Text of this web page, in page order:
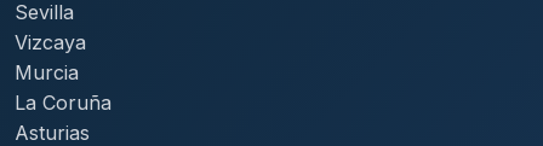
Sevilla
Vizcaya
Murcia
La Coruña
Asturias